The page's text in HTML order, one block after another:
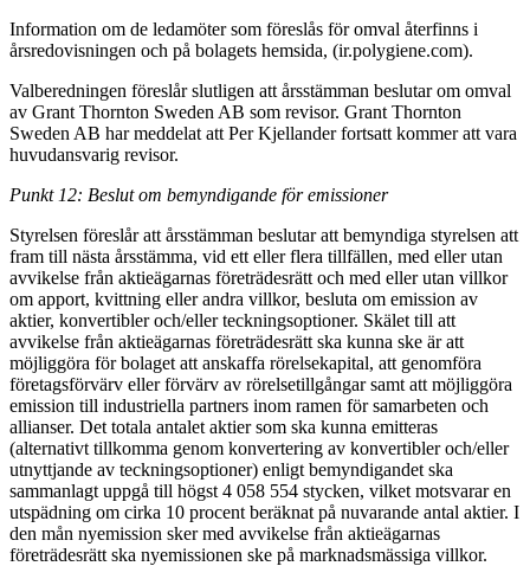
Information om de ledamöter som föreslås för omval återfinns i
årsredovisningen och på bolagets hemsida, (ir.polygiene.com).
Valberedningen föreslår slutligen att årsstämman beslutar om omval
av Grant Thornton Sweden AB som revisor. Grant Thornton
Sweden AB har meddelat att Per Kjellander fortsatt kommer att vara
huvudansvarig revisor.
Punkt 12: Beslut om bemyndigande för emissioner
Styrelsen föreslår att årsstämman beslutar att bemyndiga styrelsen att
fram till nästa årsstämma, vid ett eller flera tillfällen, med eller utan
avvikelse från aktieägarnas företrädesrätt och med eller utan villkor
om apport, kvittning eller andra villkor, besluta om emission av
aktier, konvertibler och/eller teckningsoptioner. Skälet till att
avvikelse från aktieägarnas företrädesrätt ska kunna ske är att
möjliggöra för bolaget att anskaffa rörelsekapital, att genomföra
företagsförvärv eller förvärv av rörelsetillgångar samt att möjliggöra
emission till industriella partners inom ramen för samarbeten och
allianser. Det totala antalet aktier som ska kunna emitteras
(alternativt tillkomma genom konvertering av konvertibler och/eller
utnyttjande av teckningsoptioner) enligt bemyndigandet ska
sammanlagt uppgå till högst 4 058 554 stycken, vilket motsvarar en
utspädning om cirka 10 procent beräknat på nuvarande antal aktier. I
den mån nyemission sker med avvikelse från aktieägarnas
företrädesrätt ska nyemissionen ske på marknadsmässiga villkor.